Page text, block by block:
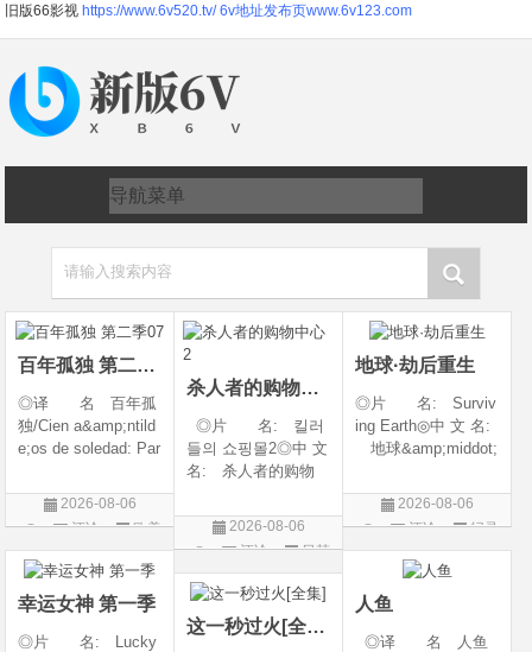
旧版66影视 https://www.6v520.tv/ 6v地址发布页www.6v123.com
请输入搜索内容
百年孤独 第二季07
◎译 名 百年孤
独/Cien a&amp;ntild
e;os de soledad: Par
ears of Solitude/One
Hundred Years of So
寂/百年孤寂：第一
部(台)/百年孤
2026-08-06
评论
欧美
剧
杀人者的购物中心2
◎片 名: 킬러
들의 쇼핑몰2◎中 文
名: 杀人者的购物
A Shop for Killers S
2 / A Shop for Killers
代: 2026◎产
地: 韩国
2026-08-06
评论
日韩
剧
地球·劫后重生
◎片 名: Surviv
ing Earth◎中 文 名:
地球&amp;middot;
名: 幸存地球◎
年 代: 2026◎
类 别: 纪录片
◎语 言: 英语
◎上映
2026-08-06
评论
纪录
片
幸运女神 第一季
◎片 名: Lucky
人鱼
◎译 名 人鱼
这一秒过火[全集]